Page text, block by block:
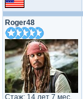
Roger48
Стаж: 14 лет 7 мес.